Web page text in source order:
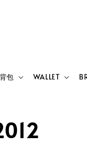
包 WALLET